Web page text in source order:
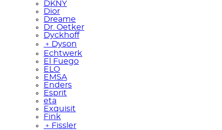
DKNY
Dior
Dreame
Dr. Oetker
Dyckhoff
﹢ Dyson
Echtwerk
El Fuego
ELO
EMSA
Enders
Esprit
eta
Exquisit
Fink
﹢ Fissler